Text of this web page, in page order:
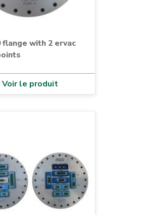
flange with 2 ervac
Voir le produit